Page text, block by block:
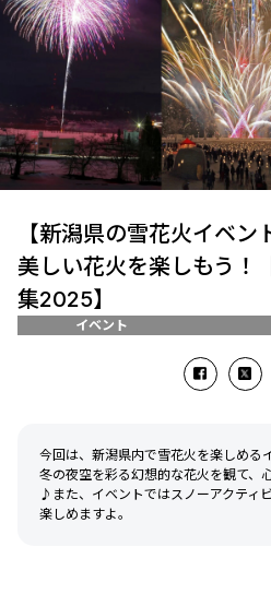
【新潟県の雪花火イベ
美しい花火を楽しもう！
集2025】
イベント
今回は、新潟県内で雪花火を楽しめる
冬の夜空を彩る幻想的な花火を観て、
♪また、イベントではスノーアクティ
楽しめますよ。